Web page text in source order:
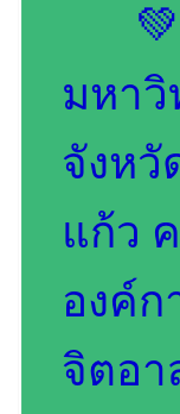
มหาวิ
จังหวั
แก้ว
องค์ก
จิตอ